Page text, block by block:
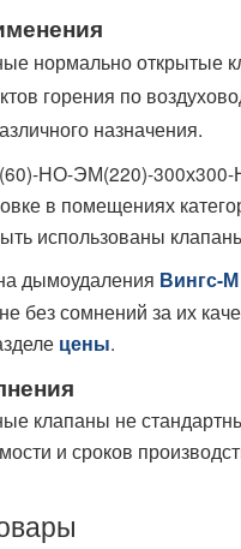
нормально открытые
горения по
назначения.
НО-ЭМ(220)-300х300-
в помещениях
использованы
дымоудаления Вингс-М
без сомнений за их
цены.
клапаны не
и сроков